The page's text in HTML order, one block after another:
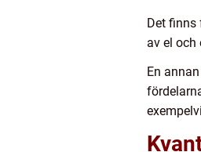
Det finns
av el och
En